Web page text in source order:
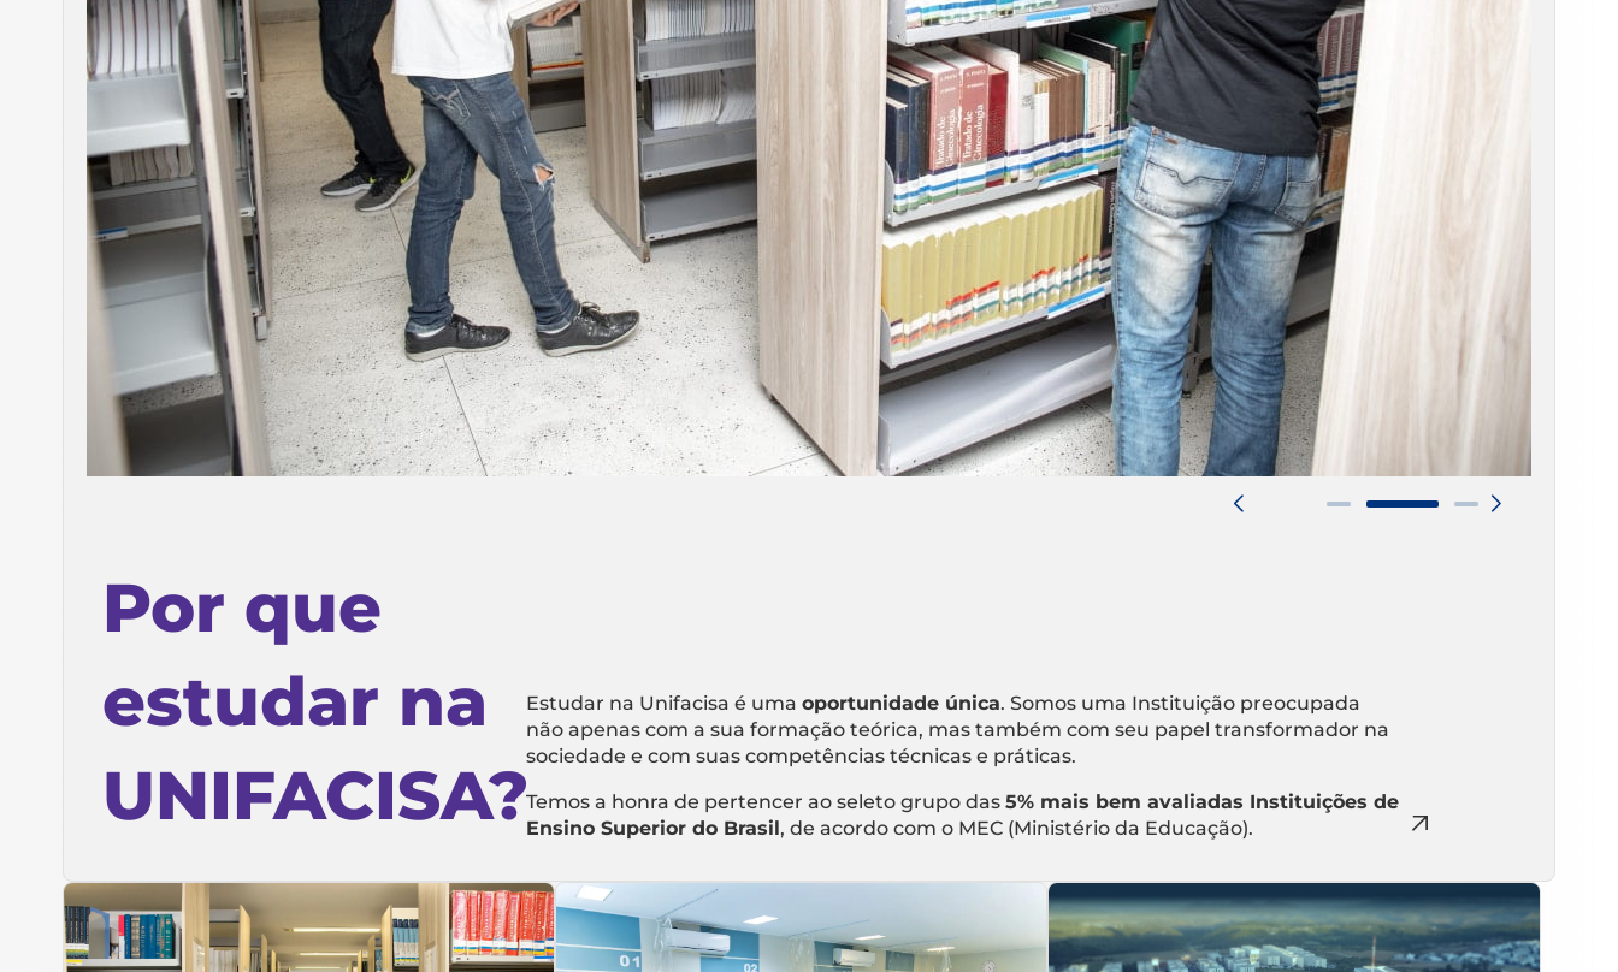
Por que
estudar na
UNIFACISA?
Estudar na Unifacisa é umaoportunidade única. Somos uma Instituição preocupada
não apenas com a sua formação teórica, mas também com seu papel transformador na
sociedade e com suas competências técnicas e práticas.
Temos a honra de pertencer ao seleto grupo das5% mais bem avaliadas Instituições de
Ensino Superior do Brasil, de acordo com o MEC (Ministério da Educação).